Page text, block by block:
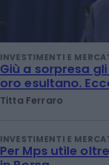
INVESTIMENTI E
Giù a sorpresa
oro esultano.
Titta Ferraro
INVESTIMENTI E
Per Mps utile